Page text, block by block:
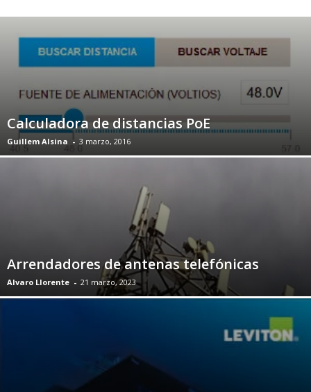
Calculadora de distancias PoE
Guillem Alsina - 3 marzo, 2016
Arrendadores de antenas telefónicas
Alvaro Llorente - 21 marzo, 2023